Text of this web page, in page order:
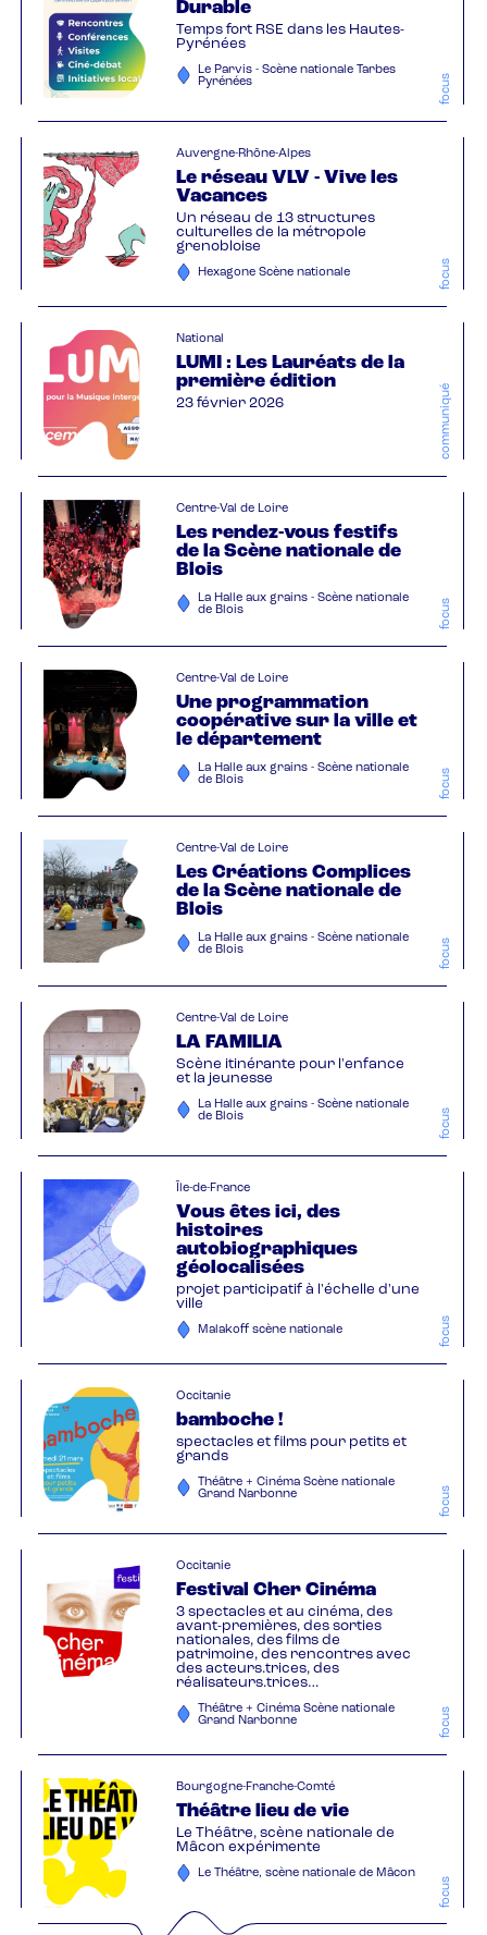
Durable
Temps fort RSE dans les Hautes-
Pyrénées
Le Parvis - Scène nationale Tarbes
Pyrénées
focus
Auvergne-Rhône-Alpes
Le réseau VLV - Vive les
Vacances
Un réseau de 13 structures
culturelles de la métropole
grenobloise
Hexagone Scène nationale focus
National
LUMI : Les Lauréats de la
première édition
23 février 2026 communiqué
Centre-Val de Loire
Les rendez-vous festifs
de la Scène nationale de
Blois
La Halle aux grains - Scène nationale
de Blois
focus
Centre-Val de Loire
Une programmation
coopérative sur la ville et
le département
La Halle aux grains - Scène nationale
de Blois
focus
Centre-Val de Loire
Les Créations Complices
de la Scène nationale de
Blois
La Halle aux grains - Scène nationale
de Blois
focus
Centre-Val de Loire
LA FAMILIA
Scène itinérante pour l'enfance
et la jeunesse
La Halle aux grains - Scène nationale
de Blois
focus
Île-de-France
Vous êtes ici, des
histoires
autobiographiques
géolocalisées
projet participatif à l'échelle d'une
ville
Malakoff scène nationale focus
Occitanie
bamboche !
spectacles et films pour petits et
grands
Théâtre + Cinéma Scène nationale
Grand Narbonne
focus
Occitanie
Festival Cher Cinéma
3 spectacles et au cinéma, des
avant-premières, des sorties
nationales, des films de
patrimoine, des rencontres avec
des acteurs.trices, des
réalisateurs.trices…
Théâtre + Cinéma Scène nationale
Grand Narbonne
focus
Bourgogne-Franche-Comté
Théâtre lieu de vie
Le Théâtre, scène nationale de
Mâcon expérimente
Le Théâtre, scène nationale de Mâcon
focus